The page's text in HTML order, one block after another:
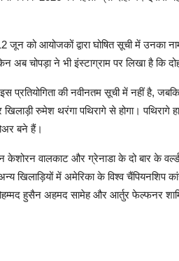
जून को आयोजकों द्वारा घोषित सूची में उनका
चोपड़ा ने भी इंस्टाग्राम पर लिखा है कि
प्रतियोगिता की नवीनतम सूची में नहीं है,
रुमेश थरंगा पथिरागे से होगा।
बने हैं।
केशोरन वालकाट और ग्रेनाडा के दो बार के
खिलाड़ियों में अमेरिका के विश्व चैंपियनशिप
हुसैन अहमद सामेह और आर्तुर फेल्फनर